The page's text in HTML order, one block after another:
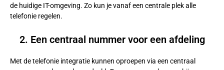
de huidige IT-omgeving. Zo kun je vanaf een centrale plek alle
telefonie regelen.
2. Een centraal nummer voor een afdeling
Met de telefonie integratie kunnen oproepen via een centraal